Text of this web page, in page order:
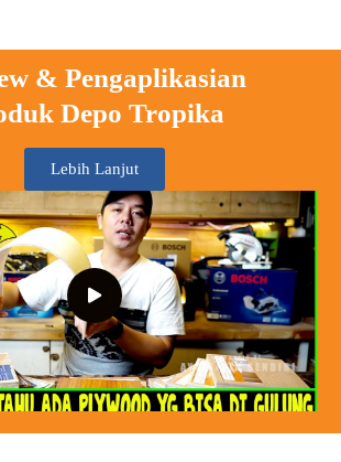
& Pengaplikasian
Depo Tropika
Lebih Lanjut